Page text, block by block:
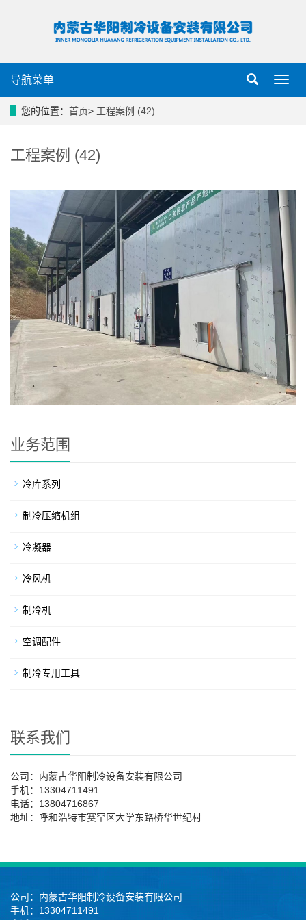
导
航
导航菜单
您的位置： 首页> 工程案例 (42)
工程案例 (42)
业务范围
冷库系列
制冷压缩机组
冷凝器
冷风机
制冷机
空调配件
制冷专用工具
联系我们
公司：内蒙古华阳制冷设备安装有限公司
手机：13304711491
电话：13804716867
地址：呼和浩特市赛罕区大学东路桥华世纪村
公司：内蒙古华阳制冷设备安装有限公司
手机：13304711491